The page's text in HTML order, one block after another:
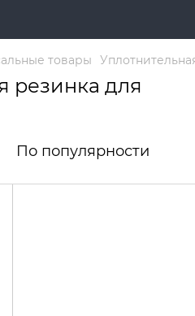
товары
резинка для
По популярности